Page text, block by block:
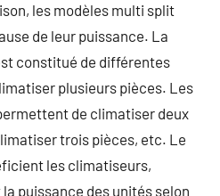
les modèles multi split
de leur puissance. La
constitué de différentes
plusieurs pièces. Les
de climatiser deux
trois pièces, etc. Le
les climatiseurs,
puissance des unités selon